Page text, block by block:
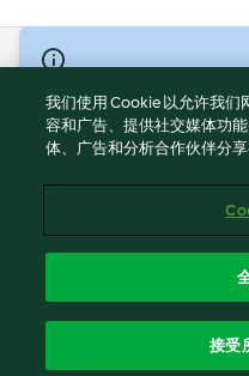
© Copyright 2021-2023 福维
2026
使用规定
Cookies
ICP许可证号：沪通信管自贸
我们使用 Cookie 以允许我们
容和广告、提供社交媒体功
体、广告和分析合作伙伴分
接受